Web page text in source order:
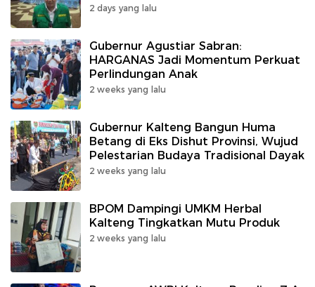
2 days yang lalu
Gubernur Agustiar Sabran:
HARGANAS Jadi Momentum Perkuat
Perlindungan Anak
2 weeks yang lalu
Gubernur Kalteng Bangun Huma
Betang di Eks Dishut Provinsi, Wujud
Pelestarian Budaya Tradisional Dayak
2 weeks yang lalu
BPOM Dampingi UMKM Herbal
Kalteng Tingkatkan Mutu Produk
2 weeks yang lalu